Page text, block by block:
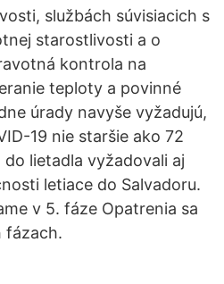
službách súvisiacich s
starostlivosti a o
kontrola na
teploty a povinné
úrady navyše vyžadujú,
19 nie staršie ako 72
lietadla vyžadovali aj
letiace do Salvadoru.
v 5. fáze Opatrenia sa
fázach.